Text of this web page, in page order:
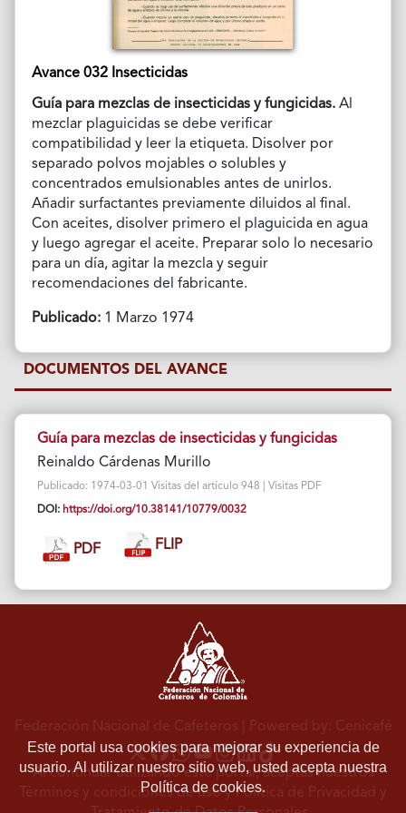
Avance 032 Insecticidas
Guía para mezclas de insecticidas y fungicidas. Al
mezclar plaguicidas se debe verificar
compatibilidad y leer la etiqueta. Disolver por
separado polvos mojables o solubles y
concentrados emulsionables antes de unirlos.
Añadir surfactantes previamente diluidos al final.
Con aceites, disolver primero el plaguicida en agua
y luego agregar el aceite. Preparar solo lo necesario
para un día, agitar la mezcla y seguir
recomendaciones del fabricante.
Publicado:1 Marzo 1974
DOCUMENTOS DEL AVANCE
Guía para mezclas de insecticidas y fungicidas
Reinaldo Cárdenas Murillo
Publicado: 1974-03-01 Visitas del artículo 948 | Visitas PDF
DOI: https://doi.org/10.38141/10779/0032
PDF FLIP
Este portal usa cookies para mejorar su experiencia de
usuario. Al utilizar nuestro sitio web, usted acepta nuestra
Política de cookies.
Federación Nacional de Cafeteros | Powered by: Cenicafé
Al continuar utilizando este portal, aceptas nuestros
Términos y condiciones de usoyPolítica de Privacidad y